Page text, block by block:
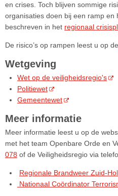
en crises. Toch blijven sommige
organisaties doen bij een ramp en
beschreven in het regionaal
De risico’s op rampen leest u op de
Wetgeving
Wet op de veiligheidsregio's
Politiewet
Gemeentewet
Meer informatie
Meer informatie leest u op de
met het team Openbare Orde en
078 of de Veiligheidsregio via
Regionale Brandweer Zuid-
Nationaal Coördinator